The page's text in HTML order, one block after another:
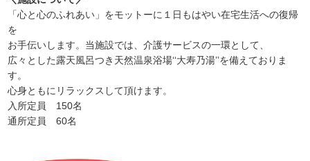
「心と心のふれあい」をモットーに１日もはやい在宅生活への復帰
を
お手伝いします。当施設では、介護サービスの一環として、
広々とした露天風呂つき天然温泉浴場‘‘大寿乃湯’’を備えておりま
す。
心身ともにリラックスして頂けます。
入所定員 150名
通所定員 60名